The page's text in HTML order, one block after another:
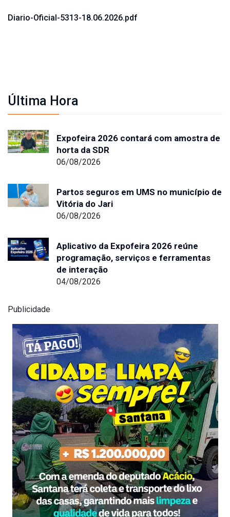
Diario-Oficial-5313-18.06.2026.pdf
Última Hora
Expofeira 2026 contará com amostra de
horta da SDR
06/08/2026
Partos seguros em UMS no município de
Vitória do Jari
06/08/2026
Aplicativo da Expofeira 2026 reúne
programação, serviços e ferramentas
de interação
04/08/2026
Publicidade